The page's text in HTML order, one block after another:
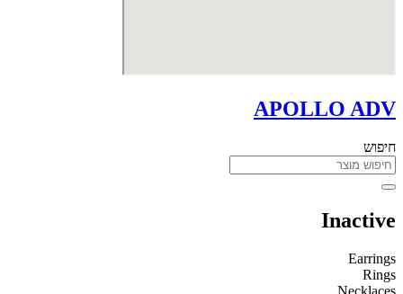
APOLLO ADV
חיפוש
Inactive
Earrings
Rings
Necklaces